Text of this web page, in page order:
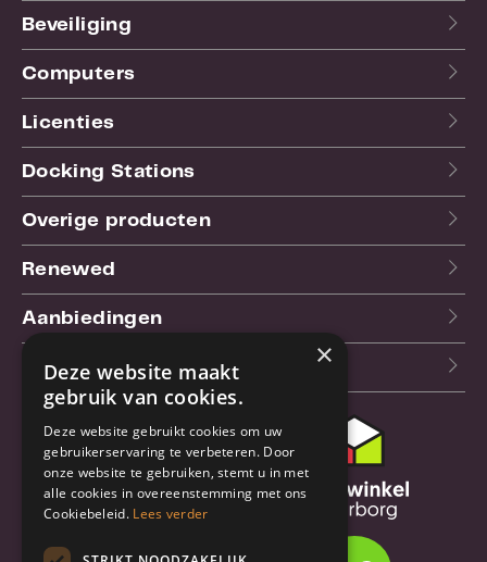
Beveiliging
Computers
Licenties
Docking Stations
Overige producten
Renewed
Aanbiedingen
Blog
Klantenservice
Bestel- en
verzendinformatie
Garantie en reparatie
×
Deze website maakt
gebruik van cookies.
Deze website gebruikt cookies om uw
gebruikerservaring te verbeteren. Door
onze website te gebruiken, stemt u in met
alle cookies in overeenstemming met ons
Cookiebeleid. Lees verder